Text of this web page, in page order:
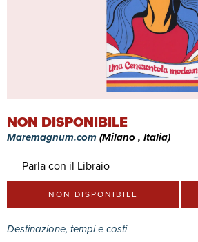
NON DISPONIBILE
Maremagnum.com(Milano , Italia)
Parla con il Libraio
NON DISPONIBILE
Destinazione, tempi e costi